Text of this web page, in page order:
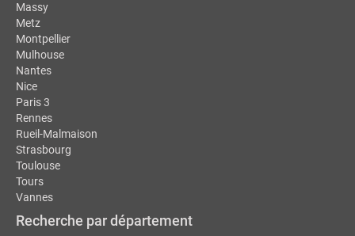
Massy
Metz
Montpellier
Mulhouse
Nantes
Nice
Paris 3
Rennes
Rueil-Malmaison
Strasbourg
Toulouse
Tours
Vannes
Recherche par département